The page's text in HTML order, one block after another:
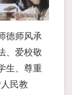
德师风承
、爱校敬
生、尊重
民教